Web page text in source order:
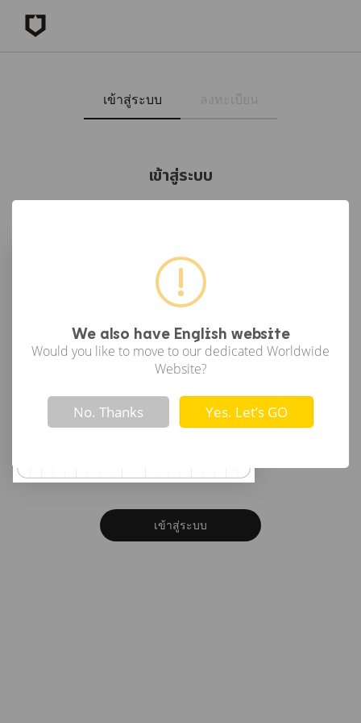
We also have English website
Would you like to move to our dedicated Worldwide
Website?
! Not valid!
No. Thanks Yes. Let’s GO
เข้าสู่ระบบ
เข้าสู่ระบบ
เข้าสู่ระบบด้วย Google
or
รหัสผ่าน